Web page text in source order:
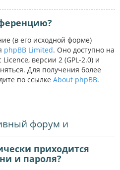
(в его исходной форме)
phpBB Limited. Оно доступно на
версии 2 (GPL-2.0) и
Для получения более
по ссылке About phpBB.
форум и
приходится
и пароля?